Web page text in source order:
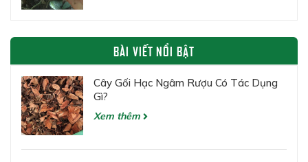
BÀI VIẾT NỔI BẬT
Cây Gối Hạc Ngâm Rượu Có Tác Dụng
Gì?
Xem thêm